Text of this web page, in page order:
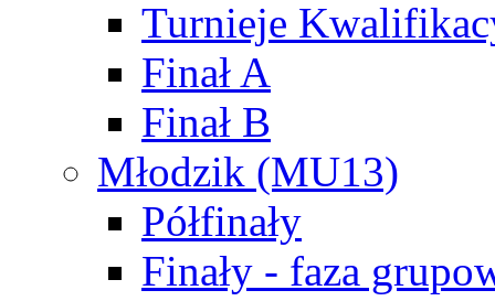
Turnieje
Finał A
Finał B
Młodzik (MU13)
Półfinały
Finały - faza